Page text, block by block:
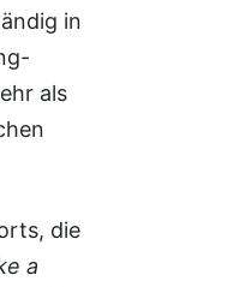
in
als
a